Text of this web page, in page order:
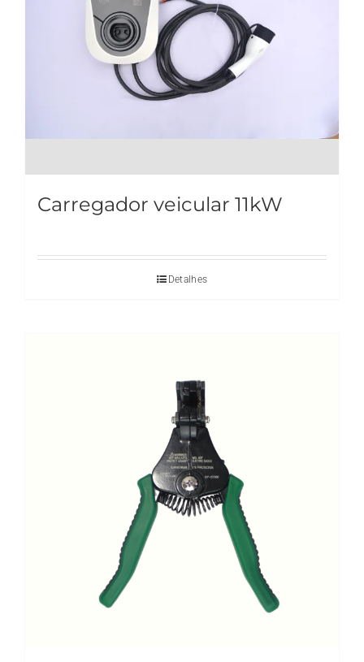
Carregador veicular 11kW
Detalhes